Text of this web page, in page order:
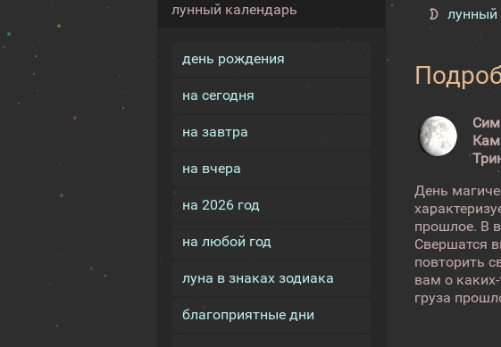
лунный календарь
день рождения
на сегодня
на завтра
на вчера
на 2026 год
на любой год
луна в знаках зодиака
благоприятные дни
лунный
День
прошлое. В
Свершатся
повторить
вам о
груза